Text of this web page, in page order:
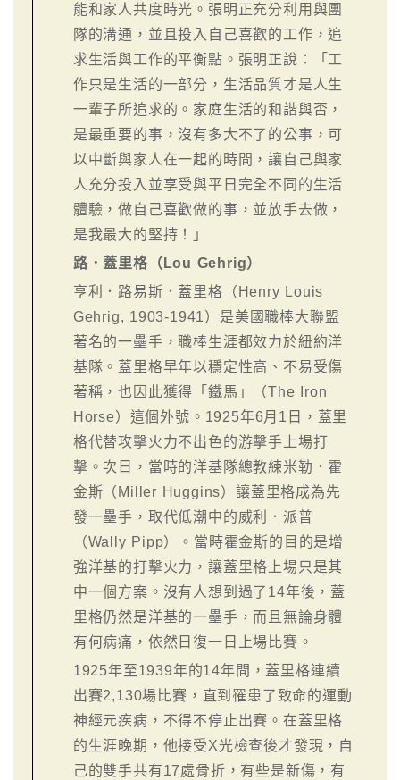
能和家人共度時光。張明正充分利用與團
隊的溝通，並且投入自己喜歡的工作，追
求生活與工作的平衡點。張明正說：「工
作只是生活的一部分，生活品質才是人生
一輩子所追求的。家庭生活的和諧與否，
是最重要的事，沒有多大不了的公事，可
以中斷與家人在一起的時間，讓自己與家
人充分投入並享受與平日完全不同的生活
體驗，做自己喜歡做的事，並放手去做，
是我最大的堅持！」
路．蓋里格（Lou Gehrig）
亨利．路易斯．蓋里格（Henry Louis
Gehrig, 1903-1941）是美國職棒大聯盟
著名的一壘手，職棒生涯都效力於紐約洋
基隊。蓋里格早年以穩定性高、不易受傷
著稱，也因此獲得「鐵馬」（The Iron
Horse）這個外號。1925年6月1日，蓋里
格代替攻擊火力不出色的游擊手上場打
擊。次日，當時的洋基隊總教練米勒．霍
金斯（Miller Huggins）讓蓋里格成為先
發一壘手，取代低潮中的威利．派普
（Wally Pipp）。當時霍金斯的目的是增
強洋基的打擊火力，讓蓋里格上場只是其
中一個方案。沒有人想到過了14年後，蓋
里格仍然是洋基的一壘手，而且無論身體
有何病痛，依然日復一日上場比賽。
1925年至1939年的14年間，蓋里格連續
出賽2,130場比賽，直到罹患了致命的運動
神經元疾病，不得不停止出賽。在蓋里格
的生涯晚期，他接受X光檢查後才發現，自
己的雙手共有17處骨折，有些是新傷，有